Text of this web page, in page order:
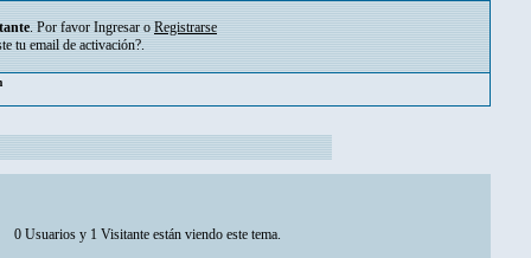
. Por favor Ingresar o Registrarse
tu email de activación?.
0 Usuarios y 1 Visitante están viendo este tema.